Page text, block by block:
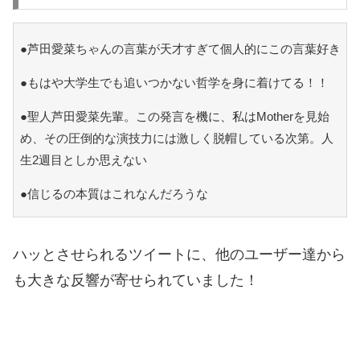
●芦田愛菜ちゃんの言葉が天才すぎて個人的にこの言葉好き
●もはや大学生でも追いつかない哲学を身に着けてる！！
●聖人芦田愛菜先輩。この発言を機に、私はMotherを見始
め、その圧倒的な演技力には激しく脱帽している次第。人
生2週目としか思えない
●信じるの本質はこれなんだろうな
ハッとさせられるツイートに、他のユーザー達から
も大きな反響が寄せられていました！